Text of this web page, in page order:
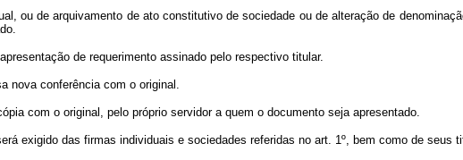
ou de arquivamento de ato constitutivo de sociedade ou de alteração de
de requerimento assinado pelo respectivo titular.
nova conferência com o original.
com o original, pelo próprio servidor a quem o documento seja apresentado.
exigido das firmas individuais e sociedades referidas no art. 1º, bem como de seus